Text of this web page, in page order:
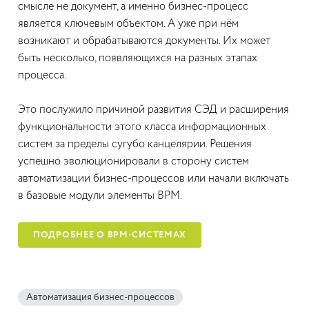
смысле не документ, а именно бизнес-процесс
является ключевым объектом. А уже при нём
возникают и обрабатываются документы. Их может
быть несколько, появляющихся на разных этапах
процесса.
Это послужило причиной развития СЭД и расширения
функциональности этого класса информационных
систем за пределы сугубо канцелярии. Решения
успешно эволюционировали в сторону систем
автоматизации бизнес-процессов или начали включать
в базовые модули элементы BPM.
ПОДРОБНЕЕ О BPM-СИСТЕМАХ
Автоматизация бизнес-процессов